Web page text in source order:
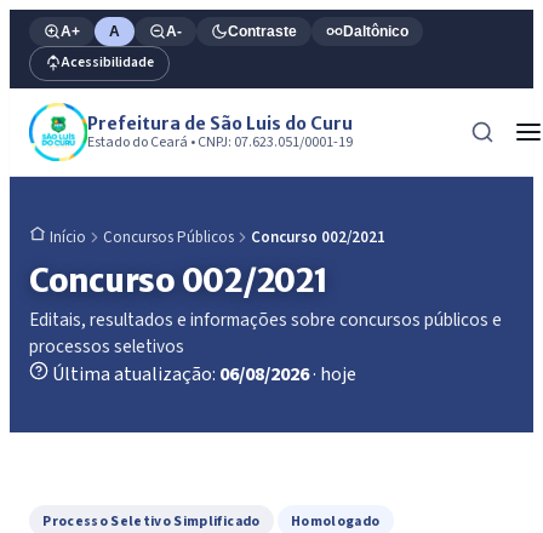
A+ A A- Contraste Daltônico
Acessibilidade
Prefeitura de São Luis do Curu
Estado do Ceará • CNPJ: 07.623.051/0001-19
Início Concursos Públicos Concurso 002/2021
Concurso 002/2021
Editais, resultados e informações sobre concursos públicos e
processos seletivos
Última atualização: 06/08/2026· hoje
Processo Seletivo Simplificado Homologado